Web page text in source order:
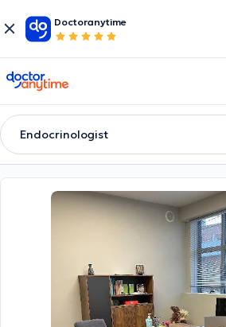
Doctoranytime
doctoranytime
Endocrinologist